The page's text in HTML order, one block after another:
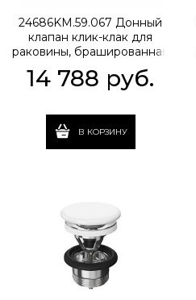
24686KM.59.067 Донный
клапан клик-клак для
раковины, брашированная
14 788 руб.
В КОРЗИНУ